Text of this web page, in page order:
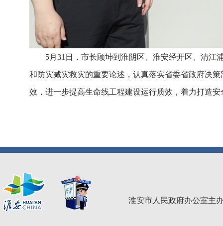
5月31日，市长顾坤到淮阴区、淮安经开区、清
和防灾减灾救灾的重要论述，认真落实省委省政府决
效，进一步提高生命线工程建设运行质效，着力打造
淮安市人民政府办公室主